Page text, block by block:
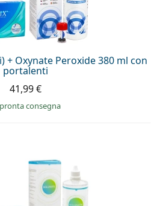
+ Oxynate Peroxide 380 ml con
portalenti
41,99 €
consegna